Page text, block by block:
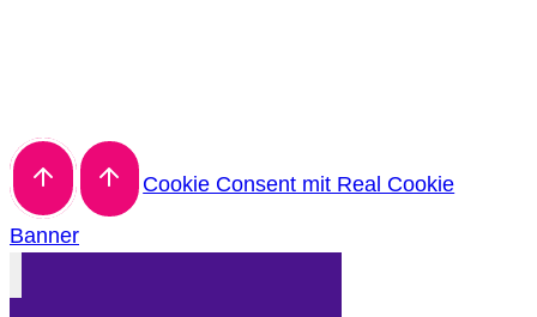
Cookie Consent mit Real Cookie
Banner